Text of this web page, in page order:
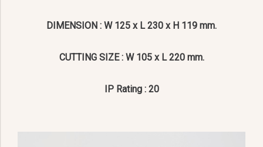
DIMENSION : W 125 x L 230 x H 119 mm.
CUTTING SIZE : W 105 x L 220 mm.
IP Rating : 20